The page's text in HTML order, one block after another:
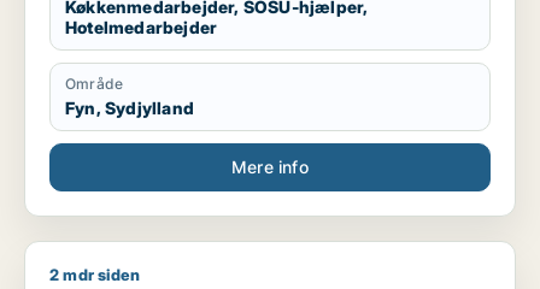
Rengøring mange års erfaring
Køkkenmedarbejder, SOSU-hjælper,
Hotelmedarbejder
Område
Fyn, Sydjylland
Mere info
Carsten søger job som lagermedarbejder / ufaglært /
2 mdr siden